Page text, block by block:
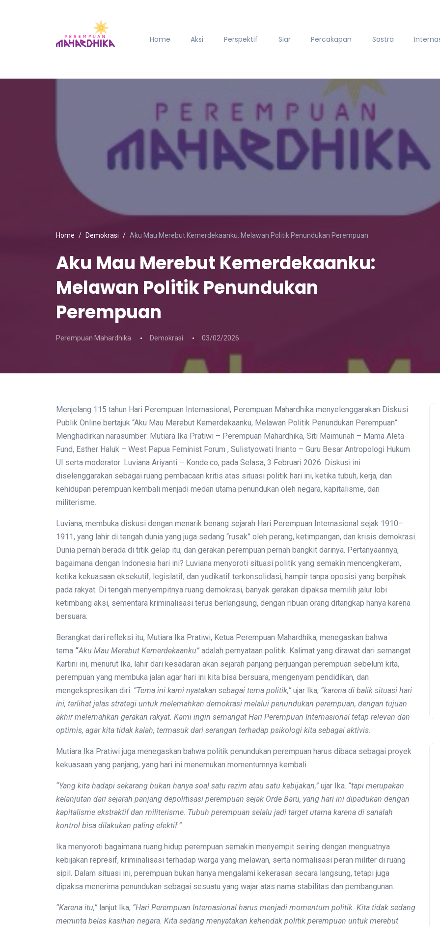
Home Aksi Perspektif Siar Percakapan Sastra
Home Demokrasi Aku Mau Merebut Kemerdekaanku: Melawan Politik Penundukan Perempuan
Aku Mau Merebut Kemerdekaanku:
Melawan Politik Penundukan
Perempuan
Perempuan Mahardhika Demokrasi 03/02/2026
Menjelang 115 tahun Hari Perempuan Internasional, Perempuan Mahardhika menyelenggarakan Diskusi
Publik Online bertajuk “Aku Mau Merebut Kemerdekaanku, Melawan Politik Penundukan Perempuan”.
Menghadirkan narasumber: Mutiara Ika Pratiwi – Perempuan Mahardhika, Siti Maimunah – Mama Aleta
Fund, Esther Haluk – West Papua Feminist Forum , Sulistyowati Irianto – Guru Besar Antropologi Hukum
UI serta moderator: Luviana Ariyanti – Konde.co, pada Selasa, 3 Februari 2026. Diskusi ini
diselenggarakan sebagai ruang pembacaan kritis atas situasi politik hari ini, ketika tubuh, kerja, dan
kehidupan perempuan kembali menjadi medan utama penundukan oleh negara, kapitalisme, dan
militerisme.
Luviana, membuka diskusi dengan menarik benang sejarah Hari Perempuan Internasional sejak 1910–
1911, yang lahir di tengah dunia yang juga sedang “rusak” oleh perang, ketimpangan, dan krisis demokrasi.
Dunia pernah berada di titik gelap itu, dan gerakan perempuan pernah bangkit darinya. Pertanyaannya,
bagaimana dengan Indonesia hari ini? Luviana menyoroti situasi politik yang semakin mencengkeram,
ketika kekuasaan eksekutif, legislatif, dan yudikatif terkonsolidasi, hampir tanpa oposisi yang berpihak
pada rakyat. Di tengah menyempitnya ruang demokrasi, banyak gerakan dipaksa memilih jalur lobi
ketimbang aksi, sementara kriminalisasi terus berlangsung, dengan ribuan orang ditangkap hanya karena
bersuara.
Berangkat dari refleksi itu, Mutiara Ika Pratiwi, Ketua Perempuan Mahardhika, menegaskan bahwa
tema “Aku Mau Merebut Kemerdekaanku” adalah pernyataan politik. Kalimat yang dirawat dari semangat
Kartini ini, menurut Ika, lahir dari kesadaran akan sejarah panjang perjuangan perempuan sebelum kita,
perempuan yang membuka jalan agar hari ini kita bisa bersuara, mengenyam pendidikan, dan
mengekspresikan diri. “Tema ini kami nyatakan sebagai tema politik,” ujar Ika, “karena di balik situasi hari
ini, terlihat jelas strategi untuk melemahkan demokrasi melalui penundukan perempuan, dengan tujuan
akhir melemahkan gerakan rakyat. Kami ingin semangat Hari Perempuan Internasional tetap relevan dan
optimis, agar kita tidak kalah, termasuk dari serangan terhadap psikologi kita sebagai aktivis.
Mutiara Ika Pratiwi juga menegaskan bahwa politik penundukan perempuan harus dibaca sebagai proyek
kekuasaan yang panjang, yang hari ini menemukan momentumnya kembali.
“Yang kita hadapi sekarang bukan hanya soal satu rezim atau satu kebijakan,” ujar Ika. “tapi merupakan
kelanjutan dari sejarah panjang depolitisasi perempuan sejak Orde Baru, yang hari ini dipadukan dengan
kapitalisme ekstraktif dan militerisme. Tubuh perempuan selalu jadi target utama karena di sanalah
kontrol bisa dilakukan paling efektif.”
Ika menyoroti bagaimana ruang hidup perempuan semakin menyempit seiring dengan menguatnya
kebijakan represif, kriminalisasi terhadap warga yang melawan, serta normalisasi peran militer di ruang
sipil. Dalam situasi ini, perempuan bukan hanya mengalami kekerasan secara langsung, tetapi juga
dipaksa menerima penundukan sebagai sesuatu yang wajar atas nama stabilitas dan pembangunan.
“Karena itu,” lanjut Ika, “Hari Perempuan Internasional harus menjadi momentum politik. Kita tidak sedang
meminta belas kasihan negara. Kita sedang menyatakan kehendak politik perempuan untuk merebut